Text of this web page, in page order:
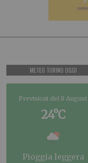
METEO TORINO OGGI
Previsioni del 8 August
24°C
pioggia leggera